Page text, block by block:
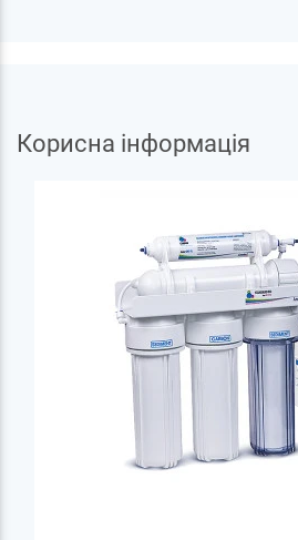
Корисна інформація